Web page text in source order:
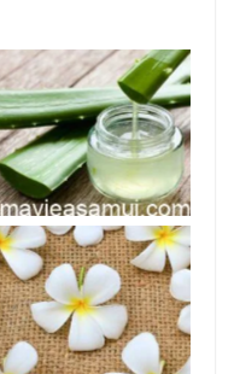
Aloe Vera
Lilawadee
(frangipanier)